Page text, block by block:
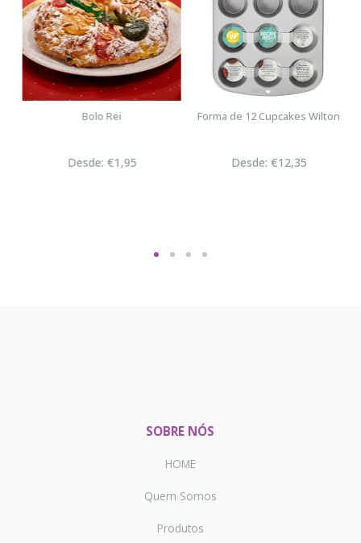
Bolo Rei
Desde: €1,95
Forma de 12 Cupcakes Wilton
Desde: €12,35
SOBRE NÓS
HOME
Quem Somos
Produtos